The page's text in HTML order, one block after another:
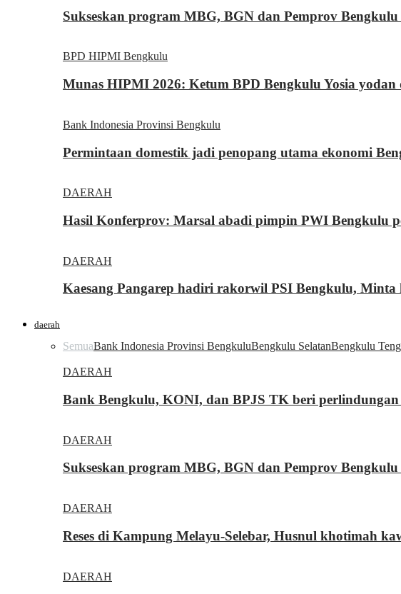
Sukseskan program MBG, BGN dan Pemprov
BPD HIPMI Bengkulu
Munas HIPMI 2026: Ketum BPD Bengkulu Yosia
Bank Indonesia Provinsi Bengkulu
Permintaan domestik jadi penopang utama ekonomi
DAERAH
Hasil Konferprov: Marsal abadi pimpin PWI Bengkulu
DAERAH
Kaesang Pangarep hadiri rakorwil PSI Bengkulu,
daerah
SemuaBank Indonesia Provinsi BengkuluBengkulu SelatanBengkulu
DAERAH
Bank Bengkulu, KONI, dan BPJS TK beri
DAERAH
Sukseskan program MBG, BGN dan Pemprov
DAERAH
Reses di Kampung Melayu-Selebar, Husnul khotimah
DAERAH